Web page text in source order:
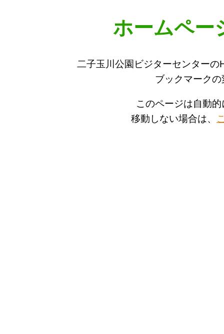
ホームペー
二子玉川公園ビジターセンター
ブックマーク
このページは自動
移動しない場合は、